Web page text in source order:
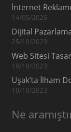
İnternet
14/05/2026
Dijital
25/10/2023
Web Sitesi
18/10/2023
Uşak’ta İlham
18/10/2023
Ne